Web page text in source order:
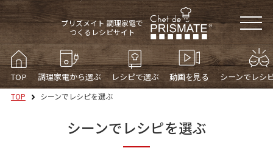
プリズメイト 調理家電で
つくるレシピサイト
TOP 調理家電から選ぶ レシピで選ぶ シーンでレシ
動画を見る
TOP シーンでレシピを選ぶ
シーンでレシピを選ぶ